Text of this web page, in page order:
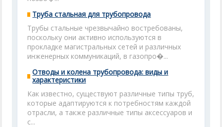
Труба стальная для трубопровода
Трубы стальные чрезвычайно востребованы,
поскольку они активно используются в
прокладке магистральных сетей и различных
инженерных коммуникаций, в газопро�...
Отводы и колена трубопровода: виды и
характеристики
Как известно, существуют различные типы труб,
которые адаптируются к потребностям каждой
отрасли, а также различные типы аксессуаров и
с...